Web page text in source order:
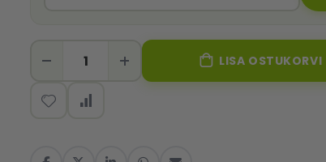
LISA OSTUKORVI